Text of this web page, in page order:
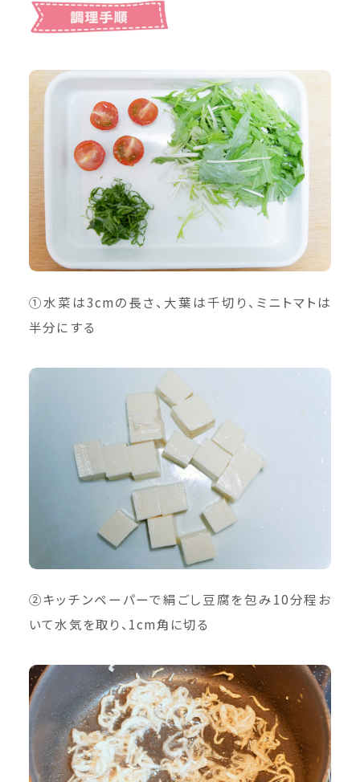
①水菜は3cmの長さ、大葉は千切り、ミニトマトは
半分にする
②キッチンペーパーで絹ごし豆腐を包み10分程お
いて水気を取り、1cm角に切る